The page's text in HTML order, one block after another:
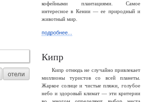
кофейными плантациями. Самое
интересное в Кении — ее природный и
животный мир.
подробнее...
отели
Кипр
Кипр отнюдь не случайно привлекает
миллионы туристов со всей планеты.
Жаркое солнце и чистые пляжи, голубое
небо и здоровый климат — эти критерии